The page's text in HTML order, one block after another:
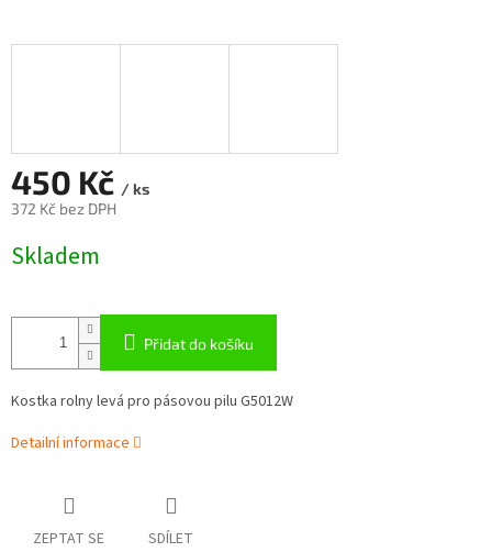
450 Kč / ks
372 Kč bez DPH
cena:
Skladem
Přidat do košíku
Kostka rolny levá pro pásovou pilu G5012W
Detailní informace
ZEPTAT SE SDÍLET